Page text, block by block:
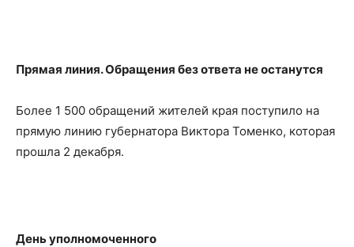
Прямая линия. Обращения без ответа не останутся
Более 1 500 обращений жителей края поступило на
прямую линию губернатора Виктора Томенко, которая
прошла 2 декабря.
День уполномоченного